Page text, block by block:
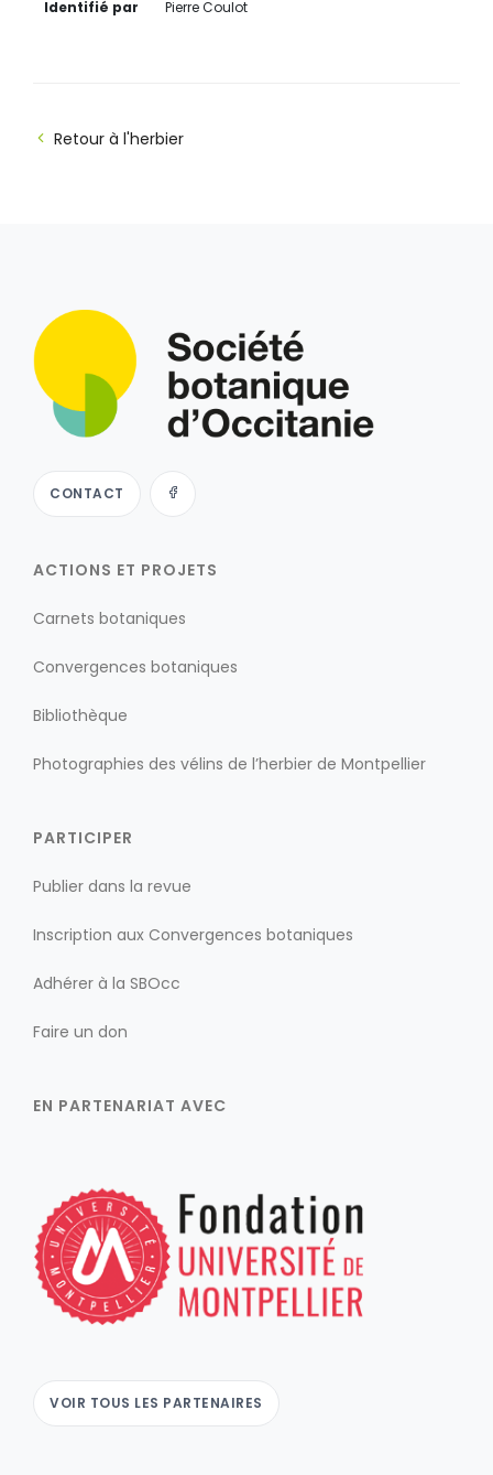
Identifié par Pierre Coulot
Retour à l'herbier
CONTACT
ACTIONS ET PROJETS
Carnets botaniques
Convergences botaniques
Bibliothèque
Photographies des vélins de l’herbier de Montpellier
PARTICIPER
Publier dans la revue
Inscription aux Convergences botaniques
Adhérer à la SBOcc
Faire un don
EN PARTENARIAT AVEC
VOIR TOUS LES PARTENAIRES